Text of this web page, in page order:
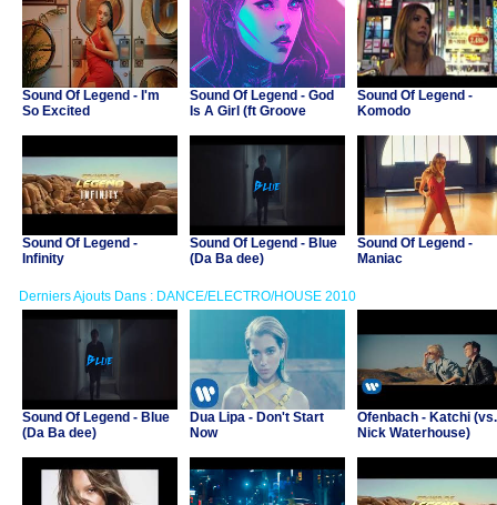
Sound Of Legend - I'm
So Excited
Sound Of Legend - God
Is A Girl (ft Groove
Housekat)
Sound Of Legend -
Komodo
Sound Of Legend -
Infinity
Sound Of Legend - Blue
(Da Ba dee)
Sound Of Legend -
Maniac
Derniers Ajouts Dans : DANCE/ELECTRO/HOUSE 2010
Sound Of Legend - Blue
(Da Ba dee)
Dua Lipa - Don't Start
Now
Ofenbach - Katchi (vs.
Nick Waterhouse)